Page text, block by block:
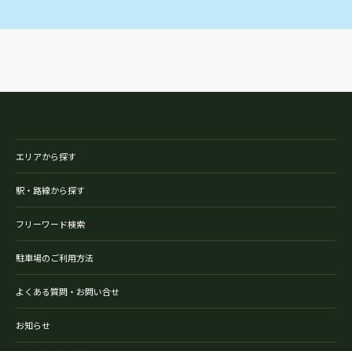
エリアから探す
駅・路線から探す
フリーワード検索
駐車場のご利用方法
よくある質問・お問い合せ
お知らせ